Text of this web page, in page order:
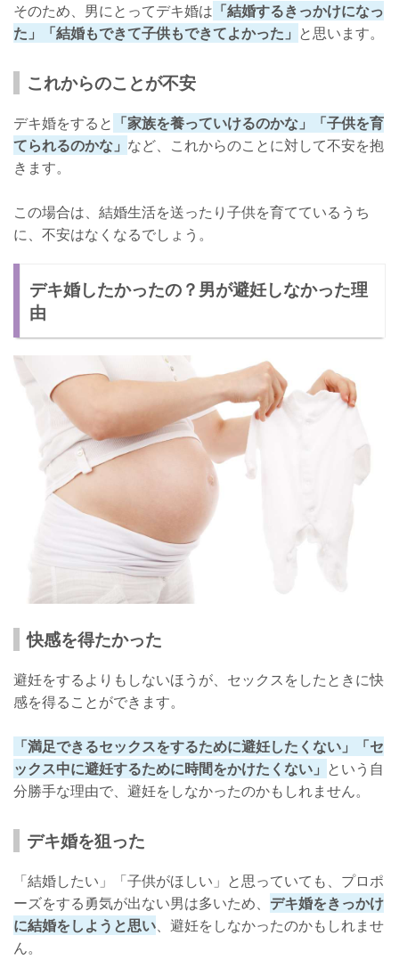
そのため、男にとってデキ婚は 「結婚するきっかけになっ
た」「結婚もできて子供もできてよかった」 と思います。
これからのことが不安
デキ婚をすると 「家族を養っていけるのかな」「子供を育
てられるのかな」 など、これからのことに対して不安を抱
きます。
この場合は、結婚生活を送ったり子供を育てているうち
に、不安はなくなるでしょう。
デキ婚したかったの？男が避妊しなかった理
由
快感を得たかった
避妊をするよりもしないほうが、セックスをしたときに快
感を得ることができます。
「満足できるセックスをするために避妊したくない」「セ
ックス中に避妊するために時間をかけたくない」 という自
分勝手な理由で、避妊をしなかったのかもしれません。
デキ婚を狙った
「結婚したい」「子供がほしい」と思っていても、プロポ
ーズをする勇気が出ない男は多いため、 デキ婚をきっかけ
に結婚をしようと思い、避妊をしなかったのかもしれませ
ん。